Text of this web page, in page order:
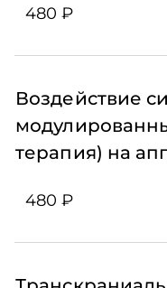
480 ₽
Воздействие
терапия) на
480 ₽